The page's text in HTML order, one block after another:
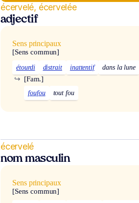
écervelé, écervelée
adjectif
Sens principaux
[Sens commun]
étourdi distrait inattentif dans la lune
[Fam.]
↪
foufou tout fou
écervelé
nom masculin
Sens principaux
[Sens commun]